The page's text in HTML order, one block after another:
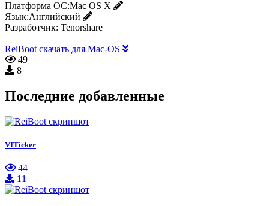
Платформа ОС:Mac OS X
Язык:Английский
Разработчик: Tenorshare
ReiBoot скачать для Mac-OS
49
8
Последние добавленные
VITicker
44
11